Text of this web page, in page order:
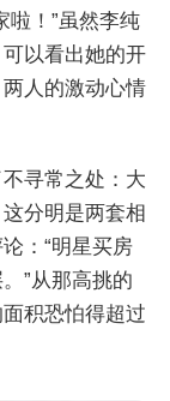
啦！”虽然李纯
以看出她的开
人的激动心情
寻常之处：大
分明是两套相
：“明星买房
”从那高挑的
积恐怕得超过